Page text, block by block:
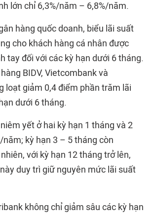
lớn chỉ 6,3%/năm – 6,8%/năm.
hàng quốc doanh, biểu lãi suất
cho khách hàng cá nhân được
tay đối với các kỳ hạn dưới 6 tháng.
BIDV, Vietcombank và
loạt giảm 0,4 điểm phần trăm lãi
dưới 6 tháng.
yết ở hai kỳ hạn 1 tháng và 2
năm; kỳ hạn 3 – 5 tháng còn
với kỳ hạn 12 tháng trở lên,
duy trì giữ nguyên mức lãi suất
không chỉ giảm sâu các kỳ hạn